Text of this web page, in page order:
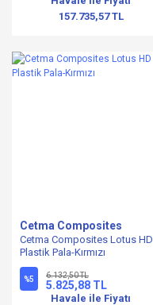
157.735,57 TL
Cetma Composites
Cetma Composites Lotus HD
Plastik Pala-Kırmızı
%5 6.132,50 TL
5.825,88 TL
Havale ile Fiyatı